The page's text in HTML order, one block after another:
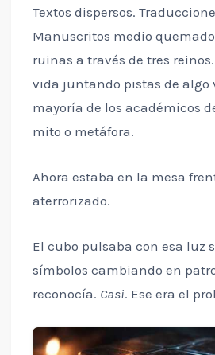
Textos dispersos.
Manuscritos medio
ruinas a través de tres
vida juntando pistas de algo
mayoría de los académicos
mito o metáfora.
Ahora estaba en la mesa
aterrorizado.
El cubo pulsaba con esa luz
símbolos cambiando en
reconocía. Casi. Ese era el